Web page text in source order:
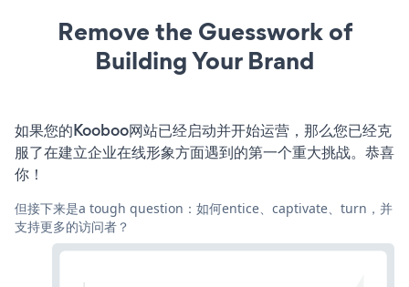
Remove the Guesswork of
Building Your Brand
如果您的Kooboo网站已经启动并开始运营，那么您已经克
服了在建立企业在线形象方面遇到的第一个重大挑战。恭喜
你！
但接下来是a tough question：如何entice、captivate、turn，并
支持更多的访问者？